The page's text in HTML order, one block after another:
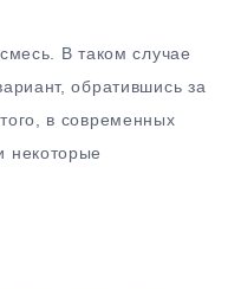
В таком случае
обратившись за
в современных
некоторые